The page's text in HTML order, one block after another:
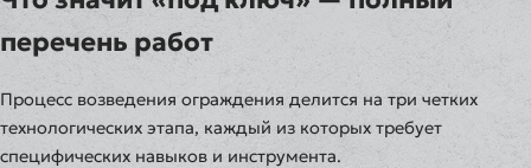
перечень работ
Процесс возведения ограждения делится на три четких
технологических этапа, каждый из которых требует
специфических навыков и инструмента.